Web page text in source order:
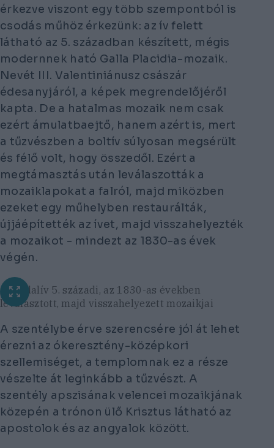
érkezve viszont egy több szempontból is
csodás műhöz érkezünk: az ív felett
látható az 5. században készített, mégis
modernnek ható Galla Placidia-mozaik.
Nevét III. Valentiniánusz császár
édesanyjáról, a képek megrendelőjéről
kapta. De a hatalmas mozaik nem csak
ezért ámulatbaejtő, hanem azért is, mert
a tűzvészben a boltív súlyosan megsérült
és félő volt, hogy összedől. Ezért a
megtámasztás után leválaszották a
mozaiklapokat a falról, majd miközben
ezeket egy műhelyben restaurálták,
újjáépítették az ívet, majd visszahelyezték
a mozaikot - mindezt az 1830-as évek
végén.
A díadalív 5. századi, az 1830-as években
leválasztott, majd visszahelyezett mozaikjai
A szentélybe érve szerencsére jól át lehet
érezni az ókeresztény-középkori
szellemiséget, a templomnak ez a része
vészelte át leginkább a tűzvészt. A
szentély apszisának velencei mozaikjának
közepén a trónon ülő Krisztus látható az
apostolok és az angyalok között.